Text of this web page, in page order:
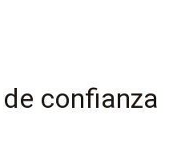
confianza